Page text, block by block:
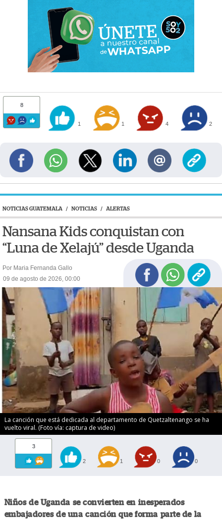
8
1 1 4 2
NOTICIAS GUATEMALA / NOTICIAS / ALERTAS
Nansana Kids conquistan con
“Luna de Xelajú” desde Uganda
Por Maria Fernanda Gallo
09 de agosto de 2026, 00:00
La canción que está dedicada al departamento de Quetzaltenango se ha
vuelto viral. (Foto vía: captura de video)
3
2 1 0 0
Niños de Uganda se convierten en inesperados
embajadores de una canción que forma parte de la